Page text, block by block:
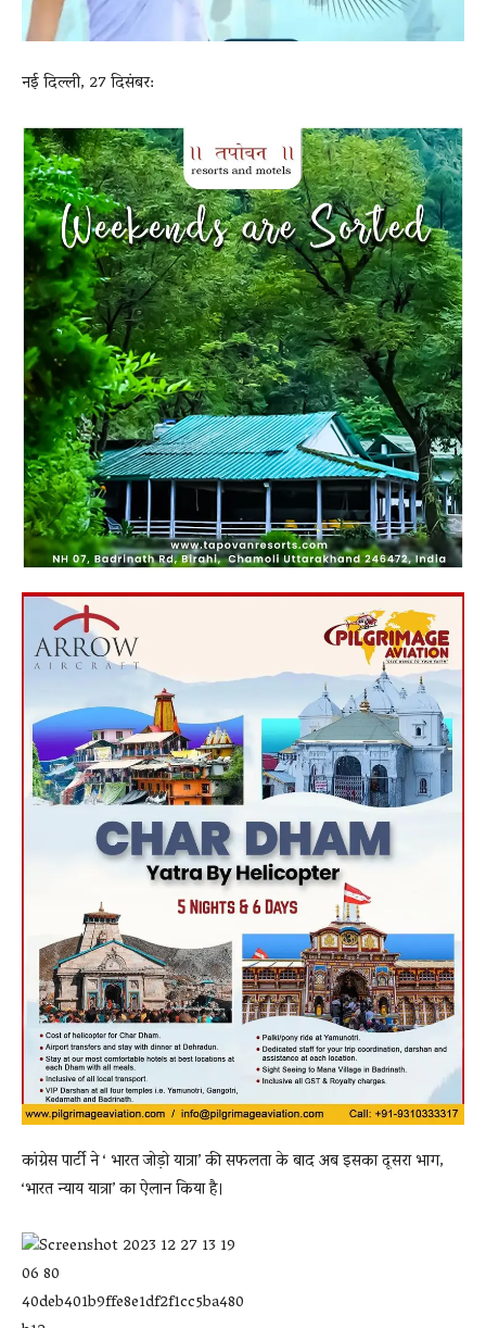
नई दिल्ली, 27 दिसंबर:
कांग्रेस पार्टी ने ‘ भारत जोड़ो यात्रा’ की सफलता के बाद अब इसका दूसरा भाग,
‘भारत न्याय यात्रा’ का ऐलान किया है।